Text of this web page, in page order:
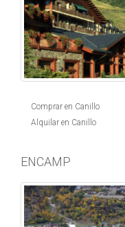
Comprar en Canillo
Alquilar en Canillo
ENCAMP